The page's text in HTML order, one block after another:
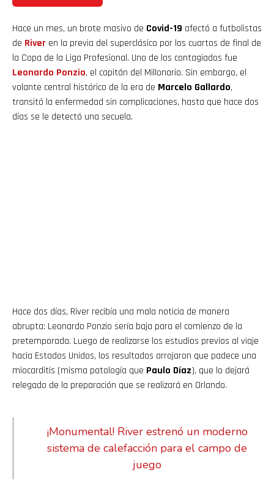
Hace un mes, un brote masivo de Covid-19 afectó a futbolistas
de River en la previa del superclásico por los cuartos de final de
la Copa de la Liga Profesional. Uno de los contagiados fue
Leonardo Ponzio, el capitán del Millonario. Sin embargo, el
volante central histórico de la era de Marcelo Gallardo,
transitó la enfermedad sin complicaciones, hasta que hace dos
días se le detectó una secuela.
Hace dos días, River recibía una mala noticia de manera
abrupta: Leonardo Ponzio sería baja para el comienzo de la
pretemporada. Luego de realizarse los estudios previos al viaje
hacia Estados Unidos, los resultados arrojaron que padece una
miocarditis (misma patología que Paulo Díaz), que lo dejará
relegado de la preparación que se realizará en Orlando.
¡Monumental! River estrenó un moderno
sistema de calefacción para el campo de
juego